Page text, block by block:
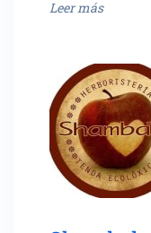
Leer más